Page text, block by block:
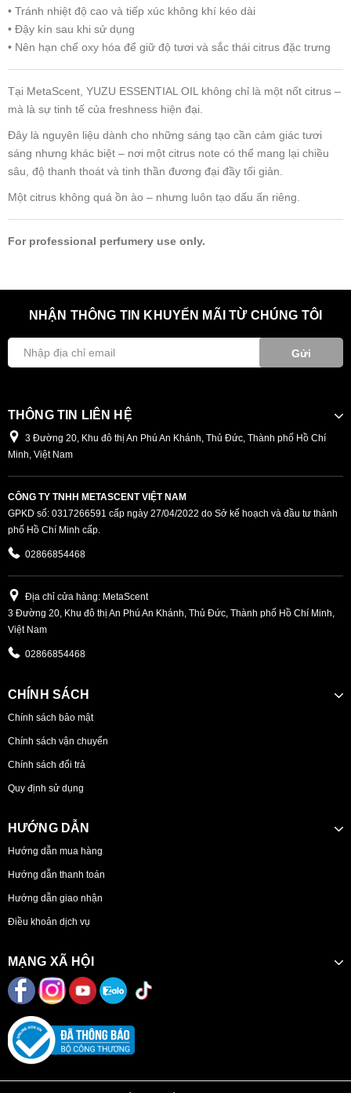
• Tránh nhiệt độ cao và tiếp xúc không khí kéo dài
• Đậy kín sau khi sử dụng
• Nên hạn chế oxy hóa để giữ độ tươi và sắc thái citrus đặc trưng
Tại MetaScent, YUZU ESSENTIAL OIL không chỉ là một nốt citrus –
mà là sự tinh tế của freshness hiện đại.
Đây là nguyên liệu dành cho những sáng tạo cần cảm giác tươi
sáng nhưng khác biệt – nơi một citrus note có thể mang lại chiều
sâu, độ thanh thoát và tinh thần đương đại đầy tối giản.
Một citrus không quá ồn ào – nhưng luôn tạo dấu ấn riêng.
For professional perfumery use only.
NHẬN THÔNG TIN KHUYẾN MÃI TỪ CHÚNG TÔI
Gửi
THÔNG TIN LIÊN HỆ
3 Đường 20, Khu đô thị An Phú An Khánh, Thủ Đức, Thành phố Hồ Chí
Minh, Việt Nam
CÔNG TY TNHH METASCENT VIỆT NAM
GPKD số: 0317266591 cấp ngày 27/04/2022 do Sở kế hoạch và đầu tư thành
phố Hồ Chí Minh cấp.
02866854468
Địa chỉ cửa hàng: MetaScent
3 Đường 20, Khu đô thị An Phú An Khánh, Thủ Đức, Thành phố Hồ Chí Minh,
Việt Nam
02866854468
CHÍNH SÁCH
Chính sách bảo mật
Chính sách vận chuyển
Chính sách đổi trả
Quy định sử dụng
HƯỚNG DẪN
Hướng dẫn mua hàng
Hướng dẫn thanh toán
Hướng dẫn giao nhận
Điều khoản dịch vụ
MẠNG XÃ HỘI